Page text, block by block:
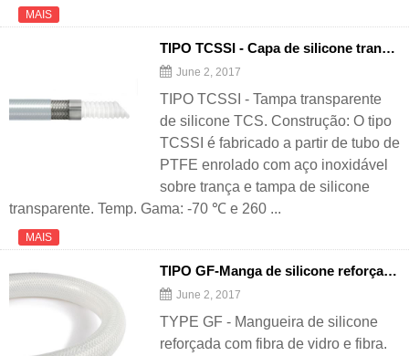
MAIS
TIPO TCSSI - Capa de silicone transparente TCS
June 2, 2017
TIPO TCSSI - Tampa transparente
de silicone TCS. Construção: O tipo
TCSSI é fabricado a partir de tubo de
PTFE enrolado com aço inoxidável
sobre trança e tampa de silicone
transparente. Temp. Gama: -70 ℃ e 260 ...
MAIS
TIPO GF-Manga de silicone reforçada com trança de fibra de vidro
June 2, 2017
TYPE GF - Mangueira de silicone
reforçada com fibra de vidro e fibra.